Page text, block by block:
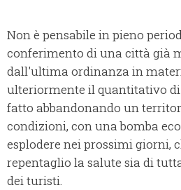
Non è pensabile in pieno
conferimento di una città già
dall'ultima ordinanza in
ulteriormente il quantitativo
fatto abbandonando un
condizioni, con una bomba
esplodere nei prossimi giorni,
repentaglio la salute sia di
dei turisti.